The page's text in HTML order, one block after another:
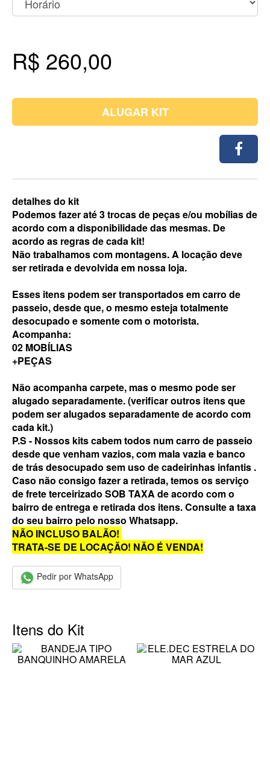
R$ 260,00
ALUGAR KIT
detalhes do kit
Podemos fazer até 3 trocas de peças e/ou mobílias de
acordo com a disponibilidade das mesmas. De
acordo as regras de cada kit!
Não trabalhamos com montagens. A locação deve
ser retirada e devolvida em nossa loja.
Esses itens podem ser transportados em carro de
passeio, desde que, o mesmo esteja totalmente
desocupado e somente com o motorista.
Acompanha:
02 MOBÍLIAS
+PEÇAS
Não acompanha carpete, mas o mesmo pode ser
alugado separadamente. (verificar outros itens que
podem ser alugados separadamente de acordo com
cada kit.)
P.S - Nossos kits cabem todos num carro de passeio
desde que venham vazios, com mala vazia e banco
de trás desocupado sem uso de cadeirinhas infantis .
Caso não consigo fazer a retirada, temos os serviço
de frete terceirizado SOB TAXA de acordo com o
bairro de entrega e retirada dos itens. Consulte a taxa
do seu bairro pelo nosso Whatsapp.
NÃO INCLUSO BALÃO!
TRATA-SE DE LOCAÇÃO! NÃO É VENDA!
Pedir por WhatsApp
Itens do Kit